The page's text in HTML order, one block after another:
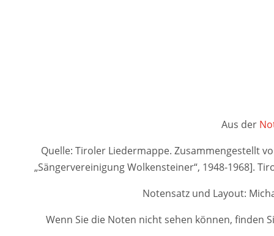
Aus der
Quelle: Tiroler Liedermappe. Zusammengestellt
„Sängervereinigung Wolkensteiner“, 1948-1968].
Notensatz und Layout:
Wenn Sie die Noten nicht sehen können, finden